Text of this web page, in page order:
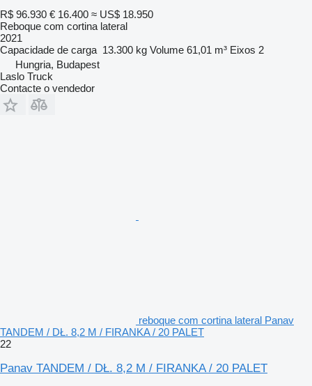
R$ 96.930 € 16.400 ≈ US$ 18.950
Reboque com cortina lateral
2021
Capacidade de carga 13.300 kg Volume 61,01 m³ Eixos 2
Hungria, Budapest
Laslo Truck
Contacte o vendedor
reboque com cortina lateral Panav
TANDEM / DŁ. 8,2 M / FIRANKA / 20 PALET
22
Panav TANDEM / DŁ. 8,2 M / FIRANKA / 20 PALET